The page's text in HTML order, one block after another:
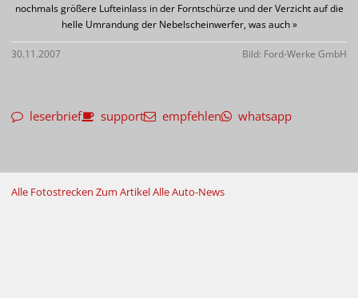
nochmals größere Lufteinlass in der Forntschürze und der Verzicht auf die
helle Umrandung der Nebelscheinwerfer, was auch »
30.11.2007 Bild: Ford-Werke GmbH
leserbrief support empfehlen whatsapp
Alle Fotostrecken Zum ArtikelAlle Auto-News